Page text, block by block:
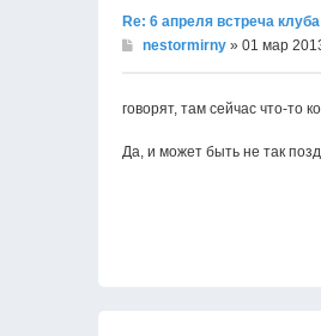
Re: 6 апреля встреча
nestormirny » 01 мар
говорят, там сейчас что-то
Да, и может быть не так